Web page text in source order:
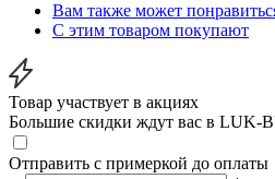
Вам также может
С этим товаром покупают
Товар участвует в акциях
Большие скидки ждут вас в LUK-
Отправить с примеркой до оплаты